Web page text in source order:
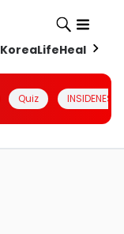
KoreaLifeHealth
Quiz INSIDENESIA